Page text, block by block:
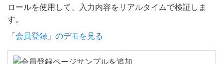
ロールを使用して、入力内容をリアルタイムで検証しま
す。
「会員登録」のデモを見る